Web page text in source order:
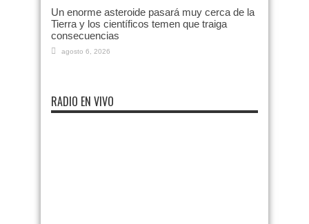
Un enorme asteroide pasará muy cerca de la
Tierra y los científicos temen que traiga
consecuencias
agosto 6, 2026
RADIO EN VIVO